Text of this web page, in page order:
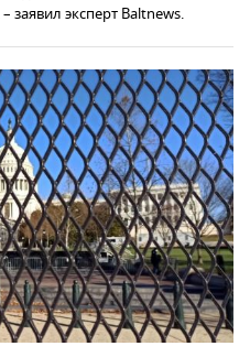
эксперт Baltnews.